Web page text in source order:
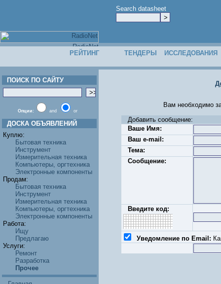
Search datasheet
РЕЙТИНГ ТЕНДЕРЫ ИССЛЕДОВАНИЯ
ПОИСК ПО САЙТУ
Опции: and or
ДОСКА ОБЪЯВЛЕНИЙ
Куплю:
Бытовая техника
Инструмент
Измерительная техника
Компьютеры, оргтехника
Электронные компоненты
Продам:
Бытовая техника
Инструмент
Измерительная техника
Компьютеры, оргтехника
Электронные компоненты
Работа:
Ищу
Предлагаю
Услуги:
Ремонт
Разработка
Прочее
Вам необходимо
Добавить сообщение:
Ваше Имя:
Ваш e-mail:
Тема:
Сообщение:
Введите код:
Уведомление по Email: